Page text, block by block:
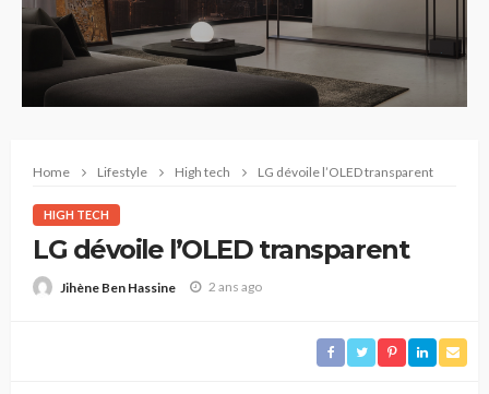
Home Lifestyle High tech LG dévoile l’OLED transparent
HIGH TECH
LG dévoile l’OLED transparent
Jihène Ben Hassine 2 ans ago